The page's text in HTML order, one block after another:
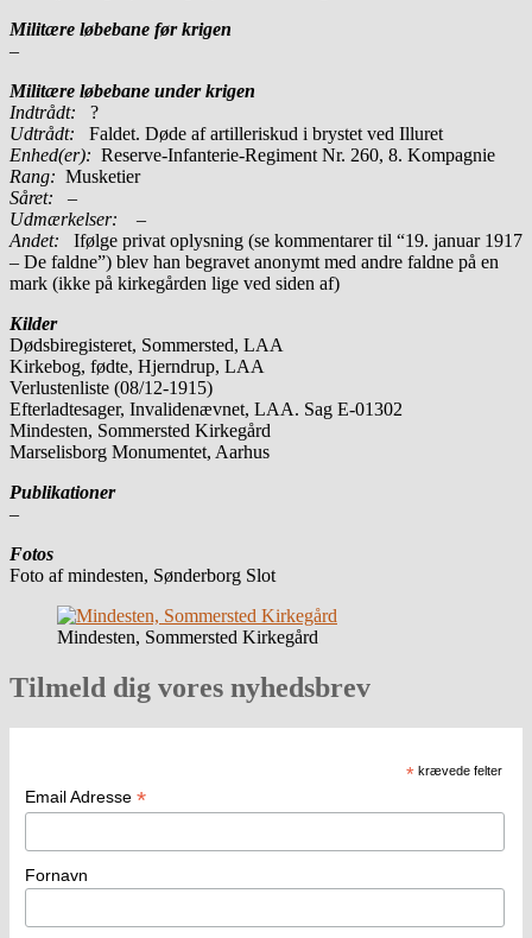
Militære løbebane før krigen
–
Militære løbebane under krigen
Indtrådt: ?
Udtrådt: Faldet. Døde af artilleriskud i brystet ved Illuret
Enhed(er): Reserve-Infanterie-Regiment Nr. 260, 8. Kompagnie
Rang: Musketier
Såret: –
Udmærkelser: –
Andet: Ifølge privat oplysning (se kommentarer til “19. januar 1917
– De faldne”) blev han begravet anonymt med andre faldne på en
mark (ikke på kirkegården lige ved siden af)
Kilder
Dødsbiregisteret, Sommersted, LAA
Kirkebog, fødte, Hjerndrup, LAA
Verlustenliste (08/12-1915)
Efterladtesager, Invalidenævnet, LAA. Sag E-01302
Mindesten, Sommersted Kirkegård
Marselisborg Monumentet, Aarhus
Publikationer
–
Fotos
Foto af mindesten, Sønderborg Slot
Mindesten, Sommersted Kirkegård
Tilmeld dig vores nyhedsbrev
* krævede felter
Email Adresse *
Fornavn